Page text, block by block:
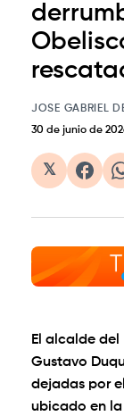
JOSE GABRIEL
30 de junio de
𝕏
El alcalde
Gustavo
dejadas por
ubicado en la